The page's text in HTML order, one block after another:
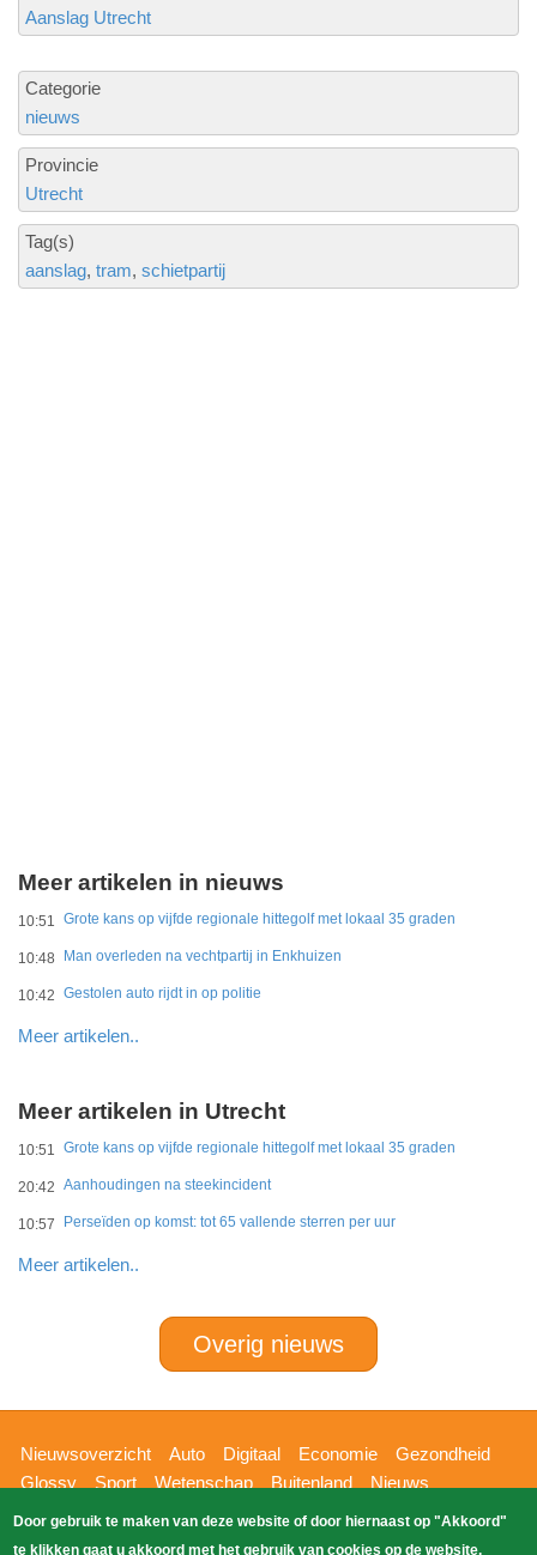
Aanslag Utrecht
Categorie
nieuws
Provincie
Utrecht
Tag(s)
aanslag tram schietpartij
Meer artikelen in nieuws
10:51 Grote kans op vijfde regionale hittegolf met lokaal 35 graden
10:48 Man overleden na vechtpartij in Enkhuizen
10:42 Gestolen auto rijdt in op politie
Meer artikelen..
Meer artikelen in Utrecht
10:51 Grote kans op vijfde regionale hittegolf met lokaal 35 graden
20:42 Aanhoudingen na steekincident
10:57 Perseïden op komst: tot 65 vallende sterren per uur
Meer artikelen..
Overig nieuws
Hoofdnavigatie
Nieuwsoverzicht Auto Digitaal Economie
Gezondheid
Glossy
Sport Wetenschap Buitenland
Nieuws
Bizzpress
Blik op 112 Provincies
Weekoverzicht
Zoeken
Copyright Blik Op Nieuws 2026gehost
Door gebruik te maken van deze website of door hiernaast op "Akkoord"
te klikken gaat u akkoord met het gebruik van cookies op de website.